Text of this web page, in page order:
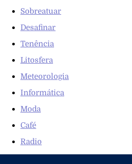
Sobreatuar
Desafinar
Tenência
Litosfera
Meteorologia
Informática
Moda
Café
Radio